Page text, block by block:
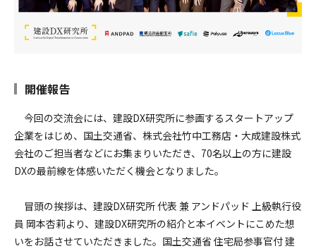
開催報告
今回の交流会には、建設DX研究所に参画するスタートアップ
企業をはじめ、国土交通省、株式会社竹中工務店・大成建設株式
会社のご担当者などにお集まりいただき、70名以上の方に建設
DXの最前線を体感いただく機会となりました。
冒頭の挨拶は、建設DX研究所 代表 兼 アンドパッド 上級執行役
員 岡本杏莉より、建設DX研究所の紹介と本イベントにこめた想
いをお話させていただきました。国土交通省 住宅局参事官付 建